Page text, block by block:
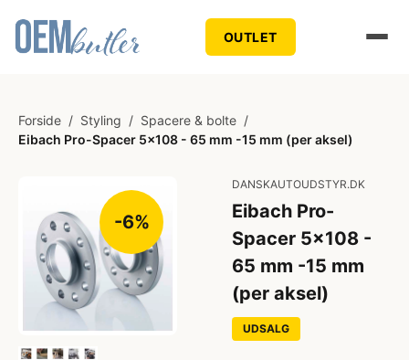
OUTLET
Forside / Styling / Spacere & bolte /
Eibach Pro-Spacer 5x108 - 65 mm -15 mm (per aksel)
-6%
DANSKAUTOUDSTYR.DK
Eibach Pro-
Spacer 5x108 -
65 mm -15 mm
(per aksel)
UDSALG